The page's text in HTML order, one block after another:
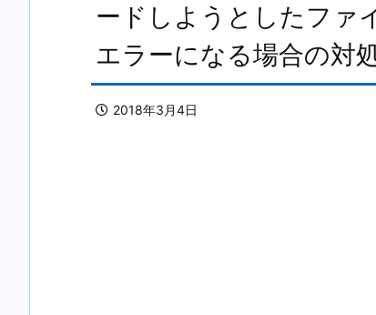
ードしようとしたファ
エラーになる場合の対
2018年3月4日